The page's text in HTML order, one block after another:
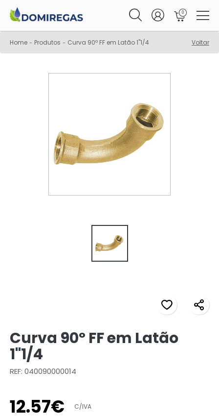
0
Home - Produtos - Curva 90º FF em Latão 1"1/4 Voltar
Curva 90º FF em Latão
1"1/4
REF: 040090000014
12.57€ C/IVA